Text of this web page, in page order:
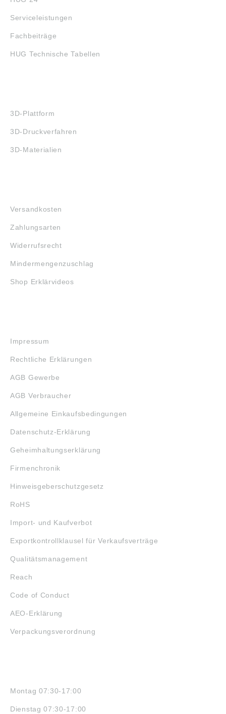
Serviceleistungen
Fachbeiträge
HUG Technische Tabellen
3D-Plattform
3D-Druckverfahren
3D-Materialien
Versandkosten
Zahlungsarten
Widerrufsrecht
Mindermengenzuschlag
Shop Erklärvideos
Impressum
Rechtliche Erklärungen
AGB Gewerbe
AGB Verbraucher
Allgemeine Einkaufsbedingungen
Datenschutz-Erklärung
Geheimhaltungserklärung
Firmenchronik
Hinweisgeberschutzgesetz
RoHS
Import- und Kaufverbot
Exportkontrollklausel für Verkaufsverträge
Qualitätsmanagement
Reach
Code of Conduct
AEO-Erklärung
Verpackungsverordnung
Montag 07:30-17:00
Dienstag 07:30-17:00